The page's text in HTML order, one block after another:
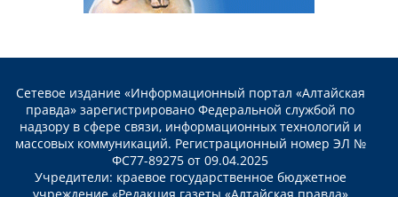
Сетевое издание «Информационный портал «Алтайская
правда» зарегистрировано Федеральной службой по
надзору в сфере связи, информационных технологий и
массовых коммуникаций. Регистрационный номер ЭЛ №
ФС77-89275 от 09.04.2025
Учредители: краевое государственное бюджетное